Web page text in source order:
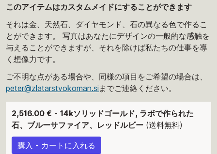
このアイテムはカスタムメイドにすることができます
それは金、天然石、ダイヤモンド、石の異なる色で作るこ
とができます。 写真はあなたにデザインの一般的な感触を
与えることができますが、それを除けば私たちの仕事を導
く想像力です。
ご不明な点がある場合や、同様の項目をご希望の場合は、
peter@zlatarstvokoman.si までご連絡ください。
2,516.00 € - 14kソリッドゴールド, ラボで作られた
石、ブルーサファイア、レッドルビー (送料無料)
購入 - カートに入れる